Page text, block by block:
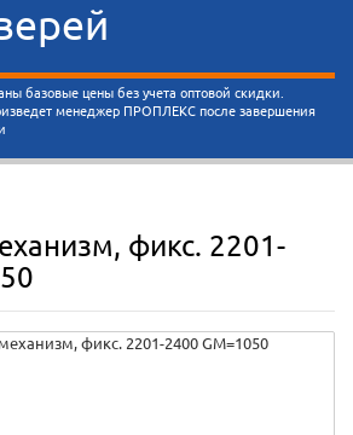
базовые цены без учета оптовой скидки.
менеджер ПРОПЛЕКС после завершения
фикс. 2201-